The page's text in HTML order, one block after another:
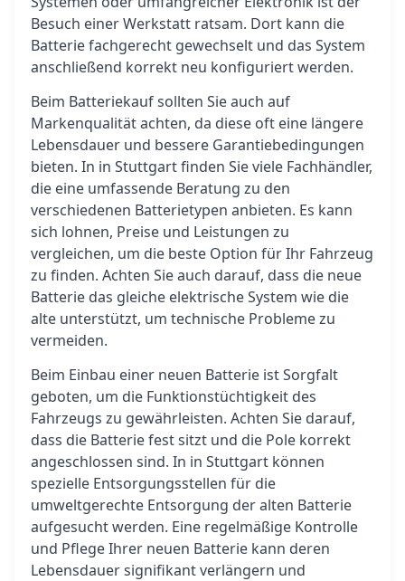
Besuch einer Werkstatt ratsam. Dort kann die
Batterie fachgerecht gewechselt und das System
anschließend korrekt neu konfiguriert werden.
Beim Batteriekauf sollten Sie auch auf
Markenqualität achten, da diese oft eine längere
Lebensdauer und bessere Garantiebedingungen
bieten. In in Stuttgart finden Sie viele Fachhändler,
die eine umfassende Beratung zu den
verschiedenen Batterietypen anbieten. Es kann
sich lohnen, Preise und Leistungen zu
vergleichen, um die beste Option für Ihr Fahrzeug
zu finden. Achten Sie auch darauf, dass die neue
Batterie das gleiche elektrische System wie die
alte unterstützt, um technische Probleme zu
vermeiden.
Beim Einbau einer neuen Batterie ist Sorgfalt
geboten, um die Funktionstüchtigkeit des
Fahrzeugs zu gewährleisten. Achten Sie darauf,
dass die Batterie fest sitzt und die Pole korrekt
angeschlossen sind. In in Stuttgart können
spezielle Entsorgungsstellen für die
umweltgerechte Entsorgung der alten Batterie
aufgesucht werden. Eine regelmäßige Kontrolle
und Pflege Ihrer neuen Batterie kann deren
Lebensdauer signifikant verlängern und